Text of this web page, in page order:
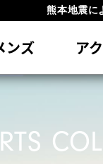
熊本地震に
ンズ ア